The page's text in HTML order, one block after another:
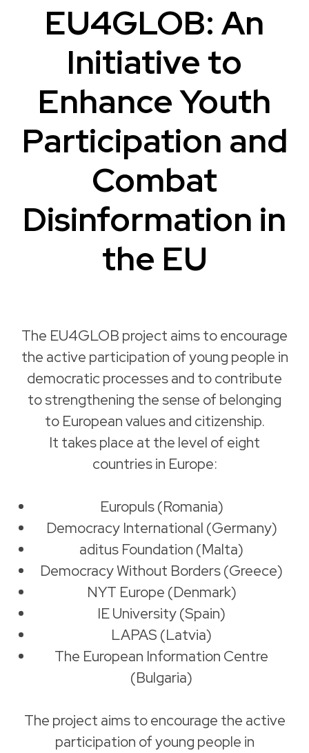
EU4GLOB: An
Initiative to
Enhance Youth
Participation and
Combat
Disinformation in
the EU
The EU4GLOB project aims to encourage
the active participation of young people in
democratic processes and to contribute
to strengthening the sense of belonging
to European values and citizenship.
It takes place at the level of eight
countries in Europe:
Europuls (Romania)
Democracy International (Germany)
aditus Foundation (Malta)
Democracy Without Borders (Greece)
NYT Europe (Denmark)
IE University (Spain)
LAPAS (Latvia)
The European Information Centre
(Bulgaria)
The project aims to encourage the active
participation of young people in